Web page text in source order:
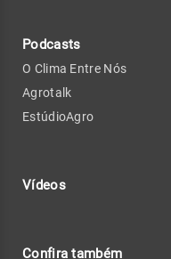
Podcasts
O Clima Entre Nós
Agrotalk
EstúdioAgro
Vídeos
Confira também